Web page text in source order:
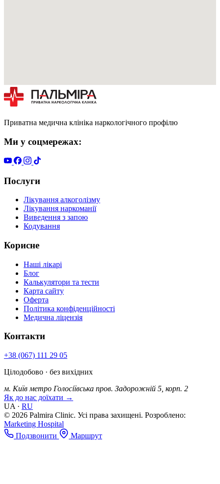
Приватна медична клініка наркологічного профілю
Ми у соцмережах:
Послуги
Лікування алкоголізму
Лікування наркоманії
Виведення з запою
Кодування
Корисне
Наші лікарі
Блог
Калькулятори та тести
Карта сайту
Оферта
Політика конфіденційності
Медична ліцензія
Контакти
+38 (067) 111 29 05
Цілодобово · без вихідних
м. Київ метро Голосіївська пров. Задорожній 5, корп. 2
Як до нас доїхати →
UA · RU
© 2026 Palmira Clinic. Усі права захищені. Розроблено:
Marketing Hospital
Подзвонити
Маршрут